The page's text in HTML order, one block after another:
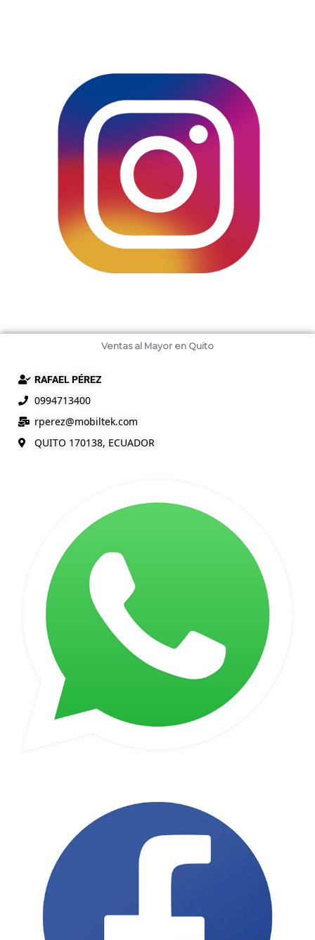
Ventas al Mayor en Quito
RAFAEL PÉREZ
0994713400
rperez@mobiltek.com
QUITO 170138, ECUADOR